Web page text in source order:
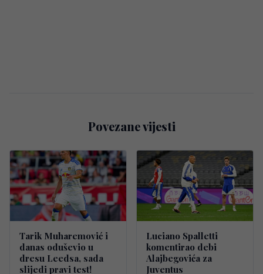
Povezane vijesti
Tarik Muharemović i
danas oduševio u
dresu Leedsa, sada
slijedi pravi test!
Luciano Spalletti
komentirao debi
Alajbegovića za
Juventus